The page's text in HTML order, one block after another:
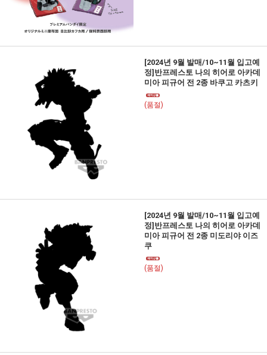
[2024년 9월 발매/10~11월 입고예
정]반프레스토 나의 히어로 아카데
미아 피규어 전 2종 바쿠고 카츠키
(품절)
[2024년 9월 발매/10~11월 입고예
정]반프레스토 나의 히어로 아카데
미아 피규어 전 2종 미도리야 이즈
쿠
(품절)